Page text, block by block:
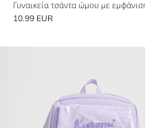
10.99 EUR